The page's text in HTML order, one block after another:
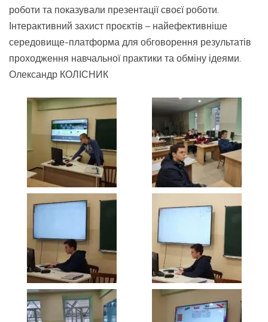
роботи та показували презентації своєї роботи.
Інтерактивний захист проєктів – найефективніше
середовище-платформа для обговорення результатів
проходження навчальної практики та обміну ідеями.
Олександр КОЛІСНИК